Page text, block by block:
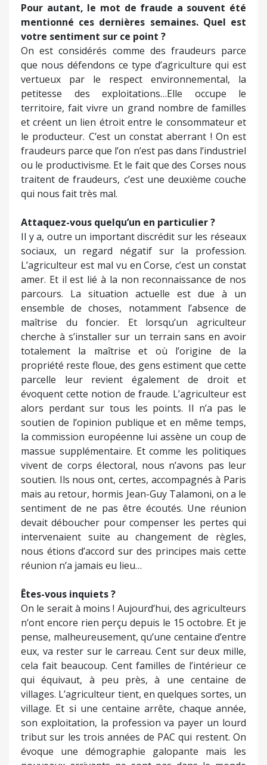
Pour autant, le mot de fraude a souvent été
mentionné ces dernières semaines. Quel est
votre sentiment sur ce point ?
On est considérés comme des fraudeurs parce
que nous défendons ce type d’agriculture qui est
vertueux par le respect environnemental, la
petitesse des exploitations…Elle occupe le
territoire, fait vivre un grand nombre de familles
et créent un lien étroit entre le consommateur et
le producteur. C’est un constat aberrant ! On est
fraudeurs parce que l’on n’est pas dans l’industriel
ou le productivisme. Et le fait que des Corses nous
traitent de fraudeurs, c’est une deuxième couche
qui nous fait très mal.
Attaquez-vous quelqu’un en particulier ?
Il y a, outre un important discrédit sur les réseaux
sociaux, un regard négatif sur la profession.
L’agriculteur est mal vu en Corse, c’est un constat
amer. Et il est lié à la non reconnaissance de nos
parcours. La situation actuelle est due à un
ensemble de choses, notamment l’absence de
maîtrise du foncier. Et lorsqu’un agriculteur
cherche à s’installer sur un terrain sans en avoir
totalement la maîtrise et où l’origine de la
propriété reste floue, des gens estiment que cette
parcelle leur revient également de droit et
évoquent cette notion de fraude. L’agriculteur est
alors perdant sur tous les points. Il n’a pas le
soutien de l’opinion publique et en même temps,
la commission européenne lui assène un coup de
massue supplémentaire. Et comme les politiques
vivent de corps électoral, nous n’avons pas leur
soutien. Ils nous ont, certes, accompagnés à Paris
mais au retour, hormis Jean-Guy Talamoni, on a le
sentiment de ne pas être écoutés. Une réunion
devait déboucher pour compenser les pertes qui
intervenaient suite au changement de règles,
nous étions d’accord sur des principes mais cette
réunion n’a jamais eu lieu…
Êtes-vous inquiets ?
On le serait à moins ! Aujourd’hui, des agriculteurs
n’ont encore rien perçu depuis le 15 octobre. Et je
pense, malheureusement, qu’une centaine d’entre
eux, va rester sur le carreau. Cent sur deux mille,
cela fait beaucoup. Cent familles de l’intérieur ce
qui équivaut, à peu près, à une centaine de
villages. L’agriculteur tient, en quelques sortes, un
village. Et si une centaine arrête, chaque année,
son exploitation, la profession va payer un lourd
tribut sur les trois années de PAC qui restent. On
évoque une démographie galopante mais les